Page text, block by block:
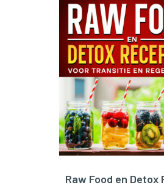
Raw Food en Detox